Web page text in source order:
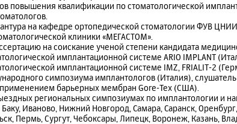
повышения квалификации по стоматологической
на кафедре ортопедической стоматологии ФУВ
клиники «МЕГАСТОМ».
на соискание ученой степени кандидата
имплантационной системе ARIO IMPLANT
имплантационной системе IMZ, FRIALIT-2
симпозиума имплантологов (Италия),
барьерных мембран Gore-Tex (США).
региональных симпозиумах по имплантологии и
Иваново, Нижний Новгород, Самара, Саранск,
Пермь, Сургут, Чебоксары, Липецк, Воронеж, Казань,